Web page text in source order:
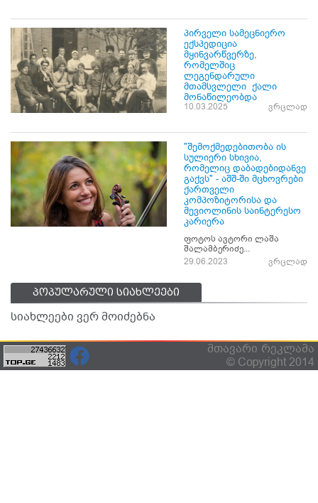
პირველი სამეცნიერო
ექსპედიცია
მყინვარწვერზე,
რომელშიც
ლეგენდარული
მთამსვლელი ქალი
მონაწილეობდა
10.03.2025 ვრცლად
"შემოქმედებითობა ის
სულიერი სხივია,
რომელიც დაბადებიდანვე
გაქვს" - აშშ-ში მცხოვრები
ქართველი
კომპოზიტორისა და
მევიოლინის საინტერესო
კარიერა
ფოტოს ავტორი ლაშა
შალამბერიძე...
29.06.2023
ვრცლად
პოპულარული სიახლეები
სიახლეები ვერ მოიძებნა
მთავარი რეკლამა
© Copyright 2014